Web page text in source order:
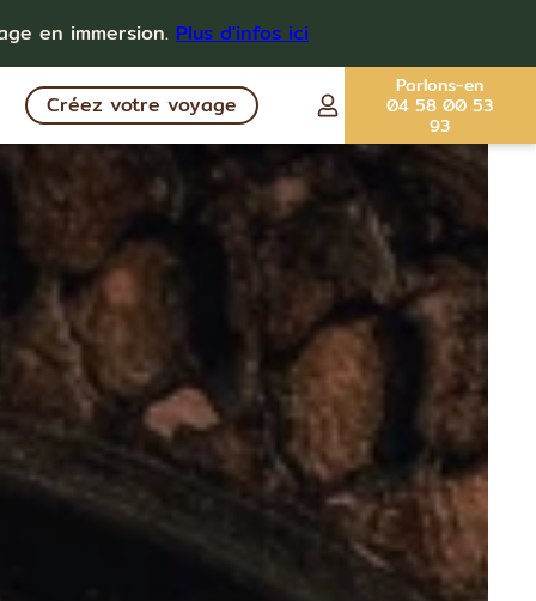
en immersion. Plus d'infos ici
Créez votre voyage
Parlons-en
04 58 00 53
93